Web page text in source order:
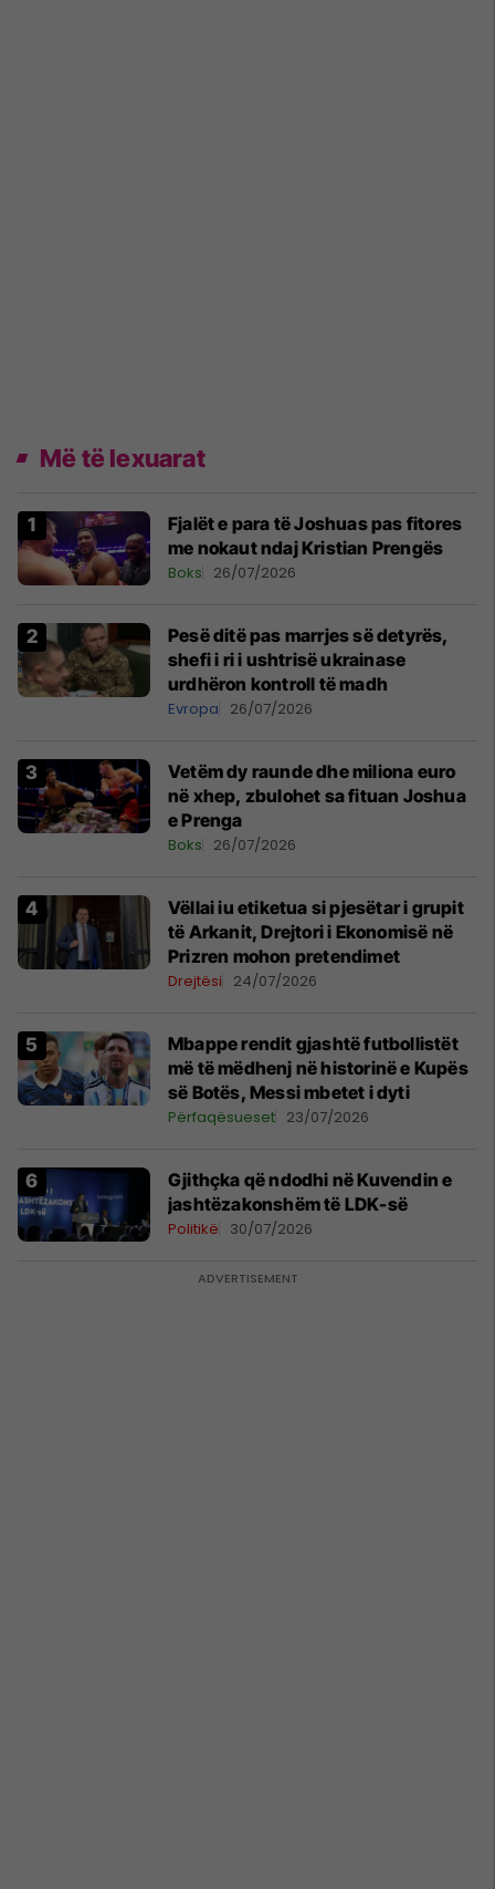
Më të lexuarat
Fjalët e para të Joshuas pas fitores
me nokaut ndaj Kristian Prengës
Boks 26/07/2026
Pesë ditë pas marrjes së detyrës,
shefi i ri i ushtrisë ukrainase
urdhëron kontroll të madh
Evropa 26/07/2026
Vetëm dy raunde dhe miliona euro
në xhep, zbulohet sa fituan Joshua
e Prenga
Boks 26/07/2026
Vëllai iu etiketua si pjesëtar i grupit
të Arkanit, Drejtori i Ekonomisë në
Prizren mohon pretendimet
Drejtësi 24/07/2026
Mbappe rendit gjashtë futbollistët
më të mëdhenj në historinë e Kupës
së Botës, Messi mbetet i dyti
Përfaqësueset 23/07/2026
Gjithçka që ndodhi në Kuvendin e
jashtëzakonshëm të LDK-së
Politikë 30/07/2026